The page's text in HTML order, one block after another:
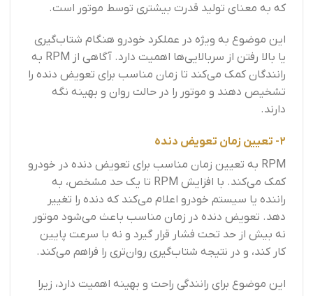
که به معنای تولید قدرت بیشتری توسط موتور است.
این موضوع به ویژه در عملکرد خودرو هنگام شتاب‌گیری
یا بالا رفتن از سربالایی‌ها اهمیت دارد. آگاهی از RPM به
رانندگان کمک می‌کند تا زمان مناسب برای تعویض دنده را
تشخیص دهند و موتور را در حالت روان و بهینه نگه
دارند.
2- تعیین زمان تعویض دنده
RPM به تعیین زمان مناسب برای تعویض دنده در خودرو
کمک می‌کند. با افزایش RPM تا یک حد مشخص، به
راننده یا سیستم خودرو اعلام می‌کند که دنده را تغییر
دهد. تعویض دنده در زمان مناسب باعث می‌شود موتور
نه بیش از حد تحت فشار قرار گیرد و نه با سرعت پایین
کار کند، و در نتیجه شتاب‌گیری روان‌تری را فراهم می‌کند.
این موضوع برای رانندگی راحت و بهینه اهمیت دارد، زیرا